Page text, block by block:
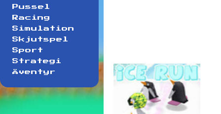
Pussel
Racing
Simulation
Skjutspel
Sport
Strategi
Äventyr